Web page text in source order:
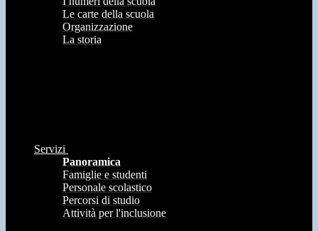
Le carte della scuola
Organizzazione
La storia
Servizi
Panoramica
Famiglie e studenti
Personale scolastico
Percorsi di studio
Attività per l'inclusione